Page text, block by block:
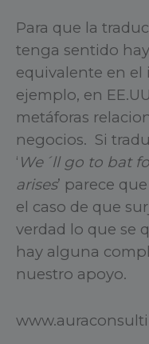
Para que la
tenga sentido
equivalente en el
ejemplo, en
metáforas
negocios. Si
‘ We´ll go to bat
arises’ parece
el caso de que
verdad lo que se
hay alguna
nuestro apoyo.